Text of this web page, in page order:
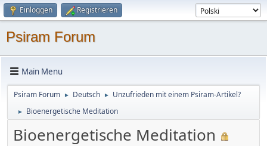
Einloggen Registrieren
Psiram Forum
Main Menu
Psiram Forum ► Deutsch ► Unzufrieden mit einem Psiram-Artikel?
► Bioenergetische Meditation
Bioenergetische Meditation